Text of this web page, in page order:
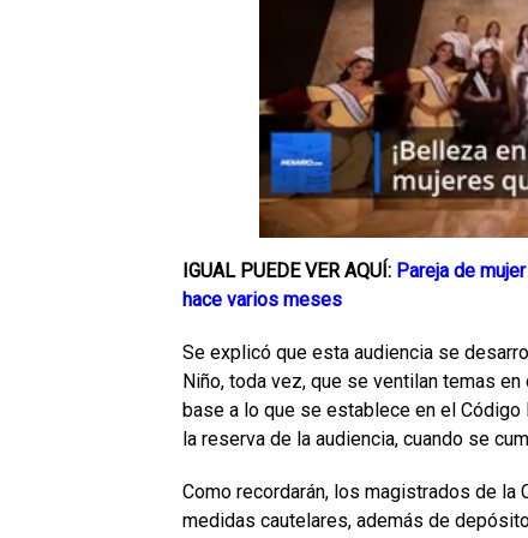
IGUAL PUEDE VER AQUÍ: Pareja de
hace varios meses
Se explicó que esta audiencia se
Niño, toda vez, que se ventilan temas
base a lo que se establece en el
la reserva de la audiencia, cuando se
Como recordarán, los magistrados de la
medidas cautelares, además de